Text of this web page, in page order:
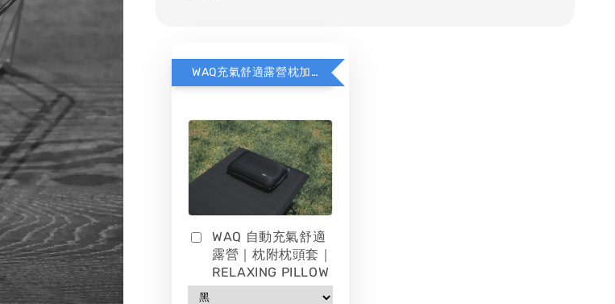
WAQ充氣舒適露營枕加價購
WAQ 自動充氣舒適
露營｜枕附枕頭套｜
RELAXING PILLOW